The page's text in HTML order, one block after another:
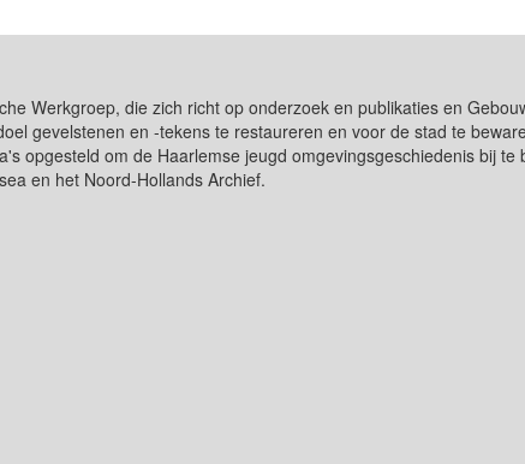
Werkgroep, die zich richt op onderzoek en publikaties en
gevelstenen en -tekens te restaureren en voor de stad te
opgesteld om de Haarlemse jeugd omgevingsgeschiedenis bij te
en het Noord-Hollands Archief.